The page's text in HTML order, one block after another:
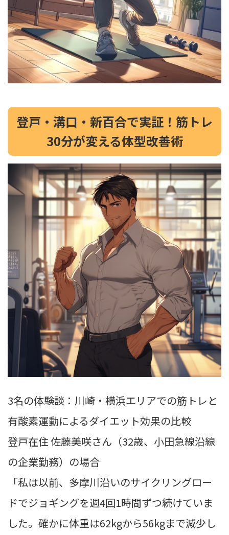
登戸・溝口・新百合で実証！筋トレ
30分が変える体型改善術
3名の体験談：川崎・横浜エリアでの筋トレと
有酸素運動によるダイエット効果の比較
登戸在住 佐藤美咲さん（32歳、小田急線沿線
の企業勤務）の場合
「私は以前、多摩川沿いのサイクリングロー
ドでジョギングを週4回1時間ずつ続けていま
した。確かに体重は62kgから56kgまで減少し